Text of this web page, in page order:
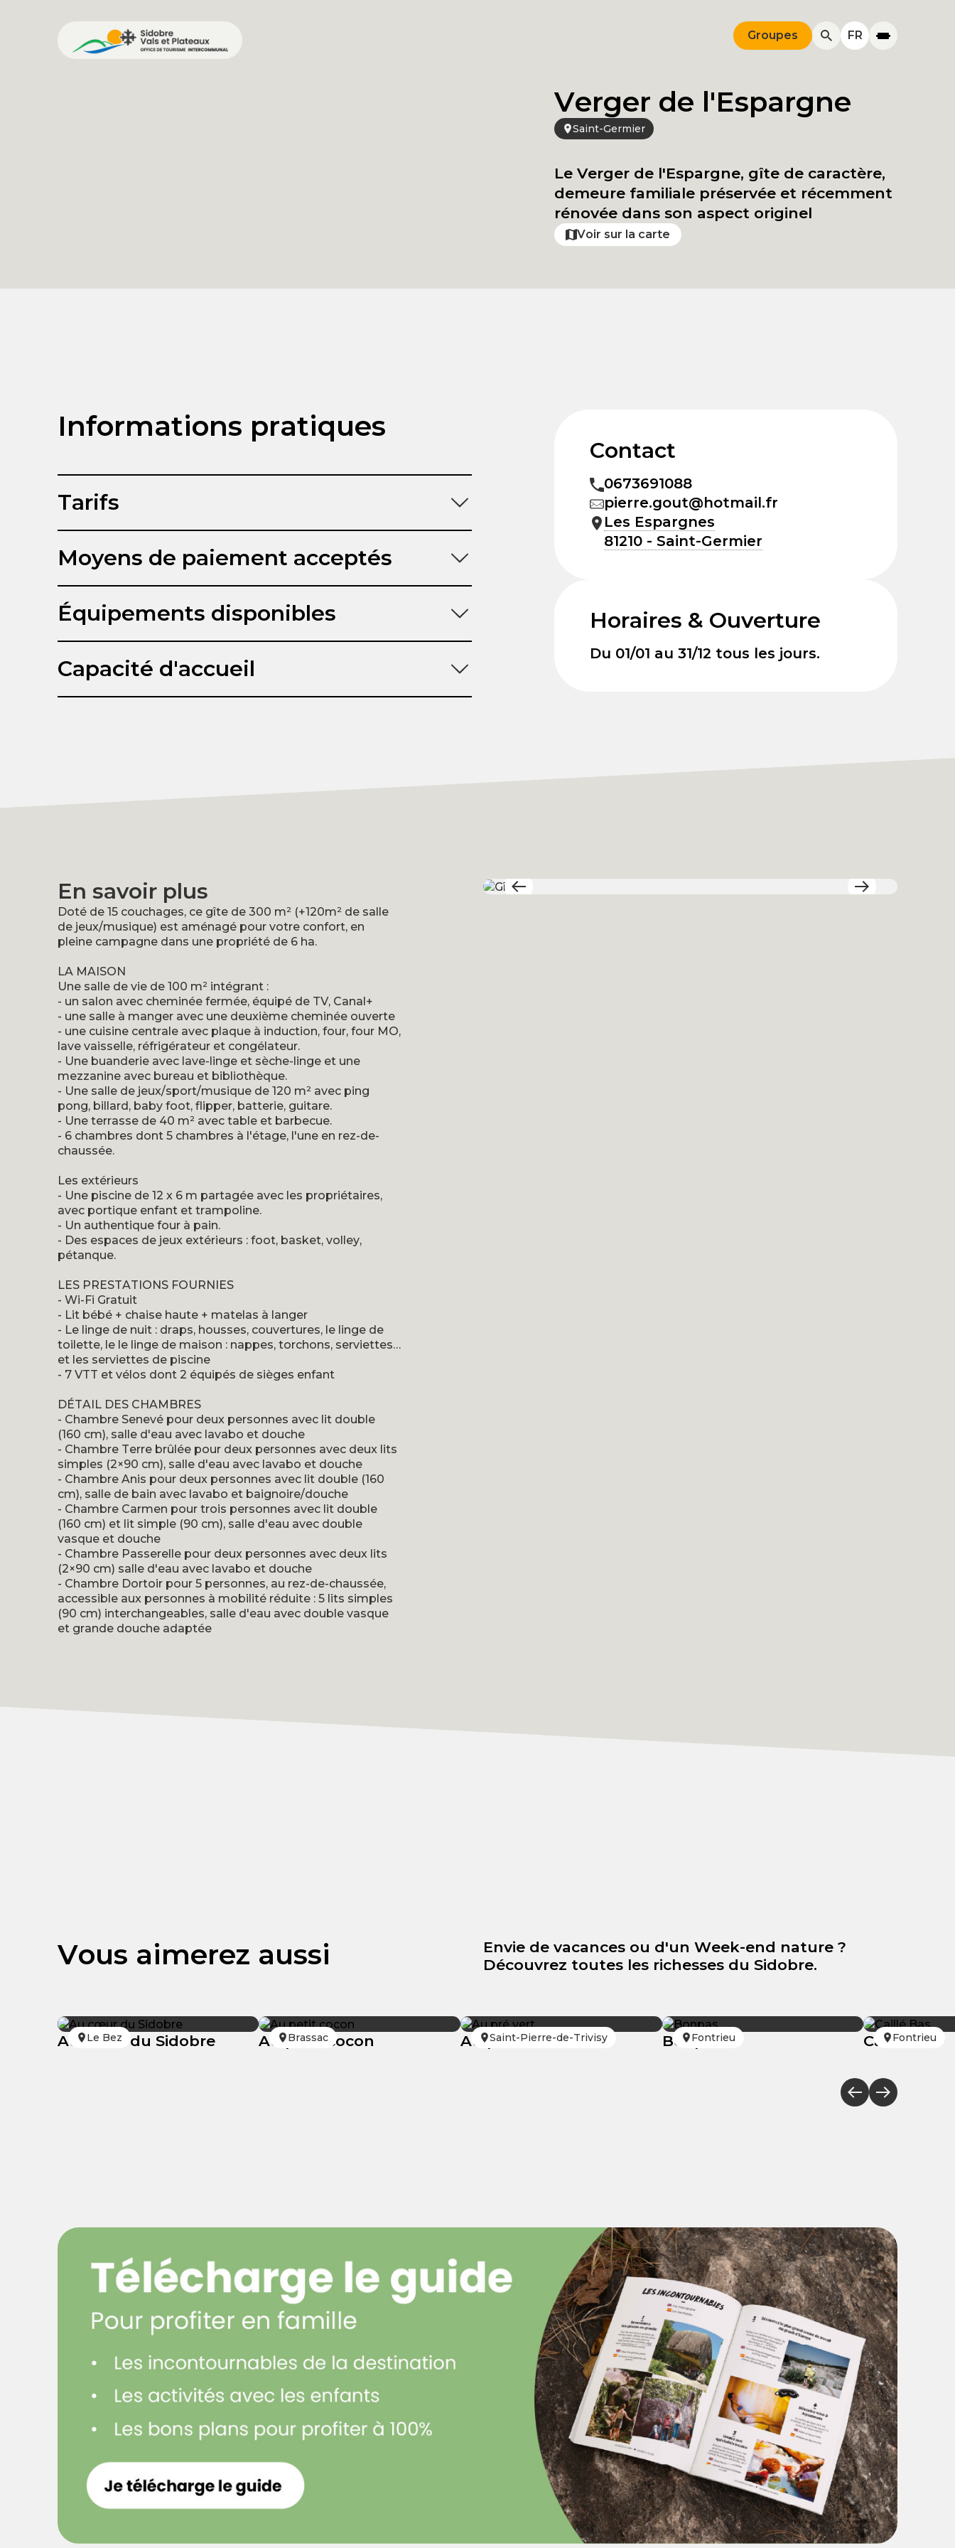
Groupes FR
Verger de l'Espargne
Saint-Germier
Le Verger de l'Espargne, gîte de caractère,
demeure familiale préservée et récemment
rénovée dans son aspect originel
Voir sur la carte
Contact
0673691088
pierre.gout@hotmail.fr
Les Espargnes
81210 - Saint-Germier
Horaires & Ouverture
Du 01/01 au 31/12 tous les jours.
Informations pratiques
Tarifs
Moyens de paiement acceptés
Équipements disponibles
Capacité d'accueil
En savoir plus
Doté de 15 couchages, ce gîte de 300 m² (+120m² de salle
de jeux/musique) est aménagé pour votre confort, en
pleine campagne dans une propriété de 6 ha.
LA MAISON
Une salle de vie de 100 m² intégrant :
- un salon avec cheminée fermée, équipé de TV, Canal+
- une salle à manger avec une deuxième cheminée ouverte
- une cuisine centrale avec plaque à induction, four, four MO,
lave vaisselle, réfrigérateur et congélateur.
- Une buanderie avec lave-linge et sèche-linge et une
mezzanine avec bureau et bibliothèque.
- Une salle de jeux/sport/musique de 120 m² avec ping
pong, billard, baby foot, flipper, batterie, guitare.
- Une terrasse de 40 m² avec table et barbecue.
- 6 chambres dont 5 chambres à l'étage, l'une en rez-de-
chaussée.
Les extérieurs
- Une piscine de 12 x 6 m partagée avec les propriétaires,
avec portique enfant et trampoline.
- Un authentique four à pain.
- Des espaces de jeux extérieurs : foot, basket, volley,
pétanque.
LES PRESTATIONS FOURNIES
- Wi-Fi Gratuit
- Lit bébé + chaise haute + matelas à langer
- Le linge de nuit : draps, housses, couvertures, le linge de
toilette, le le linge de maison : nappes, torchons, serviettes…
et les serviettes de piscine
- 7 VTT et vélos dont 2 équipés de sièges enfant
DÉTAIL DES CHAMBRES
- Chambre Senevé pour deux personnes avec lit double
(160 cm), salle d'eau avec lavabo et douche
- Chambre Terre brûlée pour deux personnes avec deux lits
simples (2×90 cm), salle d'eau avec lavabo et douche
- Chambre Anis pour deux personnes avec lit double (160
cm), salle de bain avec lavabo et baignoire/douche
- Chambre Carmen pour trois personnes avec lit double
(160 cm) et lit simple (90 cm), salle d'eau avec double
vasque et douche
- Chambre Passerelle pour deux personnes avec deux lits
(2×90 cm) salle d'eau avec lavabo et douche
- Chambre Dortoir pour 5 personnes, au rez-de-chaussée,
accessible aux personnes à mobilité réduite : 5 lits simples
(90 cm) interchangeables, salle d'eau avec double vasque
et grande douche adaptée
Vous aimerez aussi
Envie de vacances ou d'un Week-end nature ?
Découvrez toutes les richesses du Sidobre.
Au cœur du Sidobre
Le Bez Au petit cocon
Brassac Au pré vert
Saint-Pierre-de-Trivisy Bonpas
Fontrieu Caillé Bas
Fontrieu